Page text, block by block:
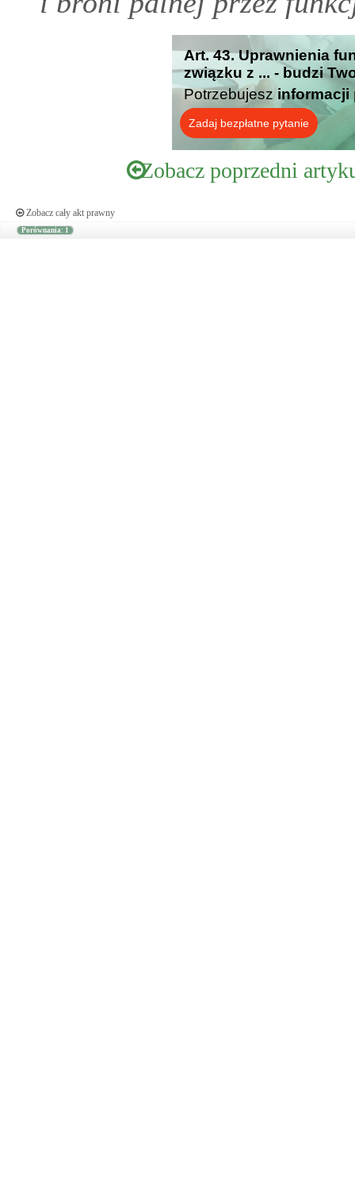
Art. 43. Uprawnienia
związku z ... - budzi
Potrzebujesz informacji
Zadaj bezpłatne pytanie
Zobacz poprzedni
Zobacz cały akt prawny
Porównania: 1